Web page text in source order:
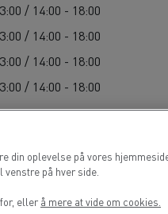
/ 14:00 - 18:00
/ 14:00 - 18:00
/ 14:00 - 18:00
/ 14:00 - 18:00
-
din oplevelse på vores
på hver side.
eller å mere at vide om cookies.